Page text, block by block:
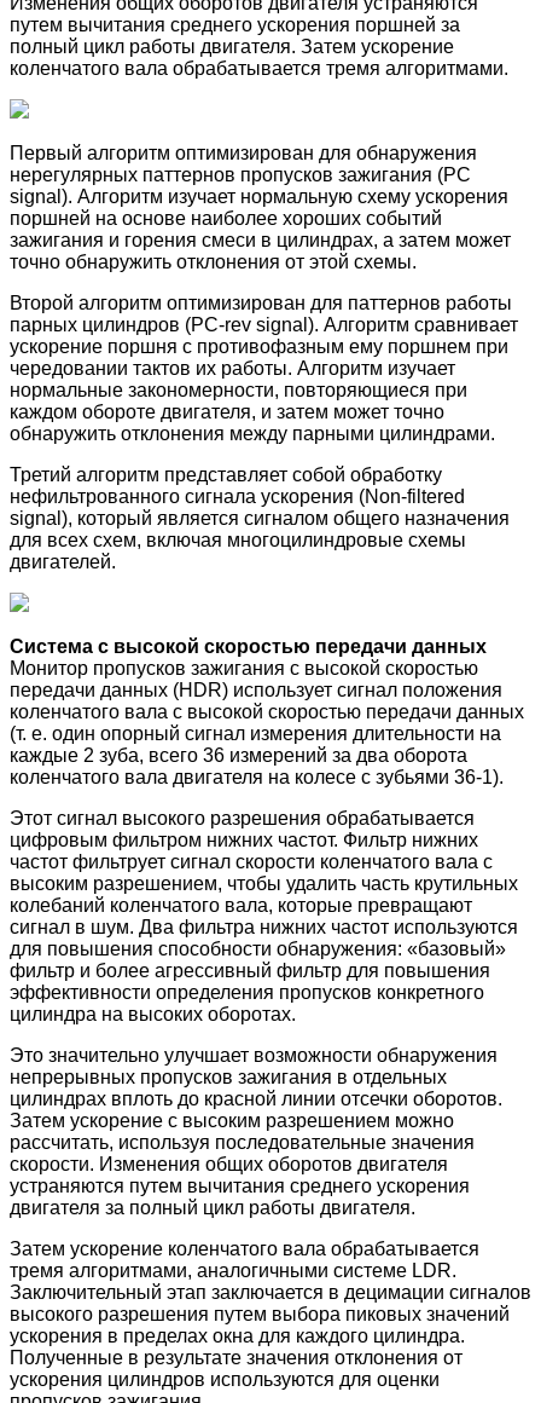
путем вычитания среднего ускорения поршней за
полный цикл работы двигателя. Затем ускорение
коленчатого вала обрабатывается тремя алгоритмами.
Первый алгоритм оптимизирован для обнаружения
нерегулярных паттернов пропусков зажигания (PC
signal). Алгоритм изучает нормальную схему ускорения
поршней на основе наиболее хороших событий
зажигания и горения смеси в цилиндрах, а затем может
точно обнаружить отклонения от этой схемы.
Второй алгоритм оптимизирован для паттернов работы
парных цилиндров (PC-rev signal). Алгоритм сравнивает
ускорение поршня с противофазным ему поршнем при
чередовании тактов их работы. Алгоритм изучает
нормальные закономерности, повторяющиеся при
каждом обороте двигателя, и затем может точно
обнаружить отклонения между парными цилиндрами.
Третий алгоритм представляет собой обработку
нефильтрованного сигнала ускорения (Non-filtered
signal), который является сигналом общего назначения
для всех схем, включая многоцилиндровые схемы
двигателей.
Система с высокой скоростью передачи данных
Монитор пропусков зажигания с высокой скоростью
передачи данных (HDR) использует сигнал положения
коленчатого вала с высокой скоростью передачи данных
(т. е. один опорный сигнал измерения длительности на
каждые 2 зуба, всего 36 измерений за два оборота
коленчатого вала двигателя на колесе с зубьями 36-1).
Этот сигнал высокого разрешения обрабатывается
цифровым фильтром нижних частот. Фильтр нижних
частот фильтрует сигнал скорости коленчатого вала с
высоким разрешением, чтобы удалить часть крутильных
колебаний коленчатого вала, которые превращают
сигнал в шум. Два фильтра нижних частот используются
для повышения способности обнаружения: «базовый»
фильтр и более агрессивный фильтр для повышения
эффективности определения пропусков конкретного
цилиндра на высоких оборотах.
Это значительно улучшает возможности обнаружения
непрерывных пропусков зажигания в отдельных
цилиндрах вплоть до красной линии отсечки оборотов.
Затем ускорение с высоким разрешением можно
рассчитать, используя последовательные значения
скорости. Изменения общих оборотов двигателя
устраняются путем вычитания среднего ускорения
двигателя за полный цикл работы двигателя.
Затем ускорение коленчатого вала обрабатывается
тремя алгоритмами, аналогичными системе LDR.
Заключительный этап заключается в децимации сигналов
высокого разрешения путем выбора пиковых значений
ускорения в пределах окна для каждого цилиндра.
Полученные в результате значения отклонения от
ускорения цилиндров используются для оценки